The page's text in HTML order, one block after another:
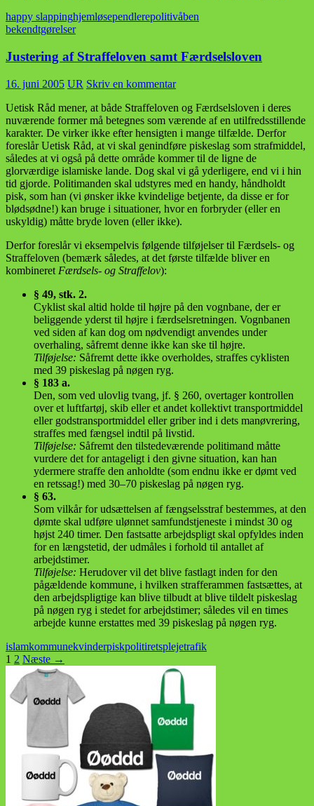
happy slappinghjemløsependlerepolitivåben
bekendtgørelser
Justering af Straffeloven samt Færdselsloven
16. juni 2005 UR Skriv en kommentar
Uetisk Råd mener, at både Straffeloven og Færdselsloven i deres
nuværende former må betegnes som værende af en utilfredsstillende
karakter. De virker ikke efter hensigten i mange tilfælde. Derfor
foreslår Uetisk Råd, at vi skal genindføre piskeslag som strafmiddel,
således at vi også på dette område kommer til de ligne de
glorværdige islamiske lande. Dog skal vi gå yderligere, end vi i hin
tid gjorde. Politimanden skal udstyres med en handy, håndholdt
pisk, som han (vi ønsker ikke kvindelige betjente, da disse er for
blødsødne!) kan bruge i situationer, hvor en forbryder (eller en
uskyldig) måtte bryde loven (eller ikke).
Derfor foreslår vi eksempelvis følgende tilføjelser til Færdsels- og
Straffeloven (bemærk således, at det første tilfælde bliver en
kombineret Færdsels- og Straffelov):
§ 49, stk. 2.
Cyklist skal altid holde til højre på den vognbane, der er
beliggende yderst til højre i færdselsretningen. Vognbanen
ved siden af kan dog om nødvendigt anvendes under
overhaling, såfremt denne ikke kan ske til højre.
Tilføjelse: Såfremt dette ikke overholdes, straffes cyklisten
med 39 piskeslag på nøgen ryg.
§ 183 a.
Den, som ved ulovlig tvang, jf. § 260, overtager kontrollen
over et luftfartøj, skib eller et andet kollektivt transportmiddel
eller godstransportmiddel eller griber ind i dets manøvrering,
straffes med fængsel indtil på livstid.
Tilføjelse: Såfremt den tilstedeværende politimand måtte
vurdere det for antageligt i den givne situation, kan han
ydermere straffe den anholdte (som endnu ikke er dømt ved
en retssag!) med 30–70 piskeslag på nøgen ryg.
§ 63.
Som vilkår for udsættelsen af fængselsstraf bestemmes, at den
dømte skal udføre ulønnet samfundstjeneste i mindst 30 og
højst 240 timer. Den fastsatte arbejdspligt skal opfyldes inden
for en længstetid, der udmåles i forhold til antallet af
arbejdstimer.
Tilføjelse: Herudover vil det blive fastlagt inden for den
pågældende kommune, i hvilken strafferammen fastsættes, at
den arbejdspligtige kan blive tilbudt at blive tildelt piskeslag
på nøgen ryg i stedet for arbejdstimer; således vil en times
arbejde kunne erstattes med 39 piskeslag på nøgen ryg.
islamkommunekvinderpiskpolitiretsplejetrafik
Indlægsnavigation
1 2 Næste →